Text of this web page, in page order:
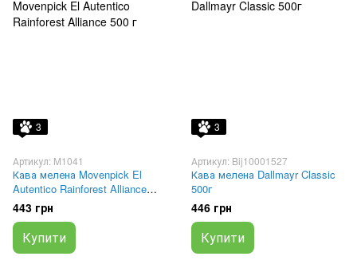
3
Артикул: M1041
Кава мелена Movenpick El
Autentico Rainforest Alliance
500 г
443 грн
Купити
3
Артикул: Bij10001527
Кава мелена Dallmayr Classic
500г
446 грн
Купити